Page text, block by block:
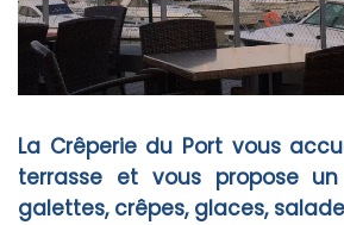
La Crêperie du Port vous
terrasse et vous propose
galettes, crêpes, glaces,